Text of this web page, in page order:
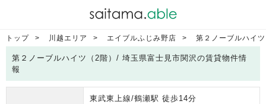
トップ 川越エリア エイブルふじみ野店 第２ノーブルハイ
第２ノーブルハイツ（2階）/ 埼玉県富士見市関沢の賃貸物件情
報
東武東上線/鶴瀬駅 徒歩14分